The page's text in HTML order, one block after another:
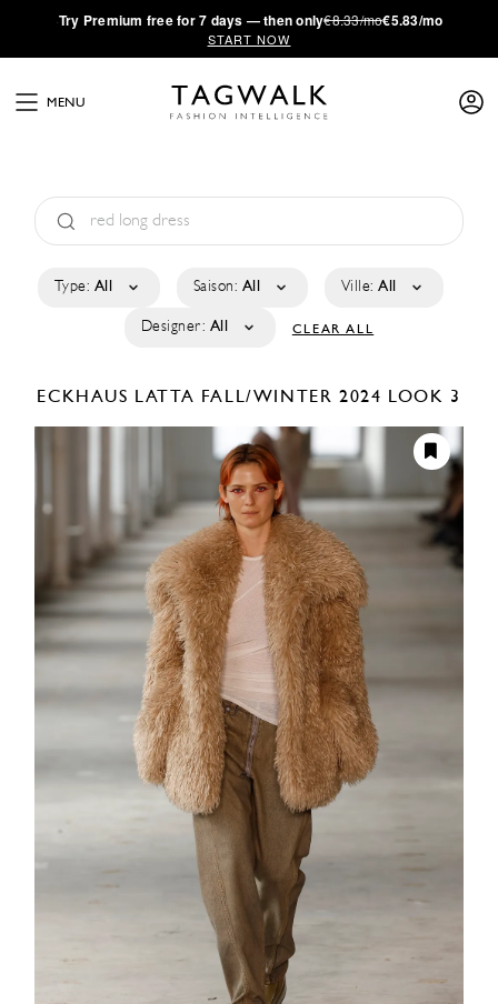
·Try Premium free for 7 days — then only€8.33/mo€5.83/mo
START NOW
MENU
Type: All Saison: All Ville: All
Designer: All CLEAR ALL
ECKHAUS LATTA FALL/WINTER 2024 LOOK 3